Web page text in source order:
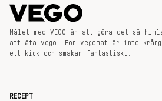
Målet med VEGO är att göra det så
att äta vego. För vegomat är inte
ett kick och smakar fantastiskt.
RECEPT